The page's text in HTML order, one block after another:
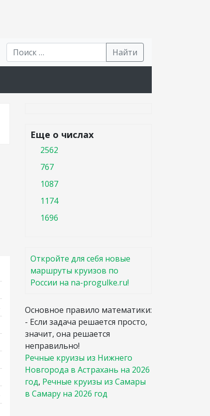
Найти
Еще о числах
2562
767
1087
1174
1696
Откройте для себя новые
маршруты круизов по
России на na-progulke.ru!
Основное правило математики:
- Если задача решается просто,
значит, она решается
неправильно!
Речные круизы из Нижнего
Новгорода в Астрахань на 2026
год, Речные круизы из Самары
в Самару на 2026 год